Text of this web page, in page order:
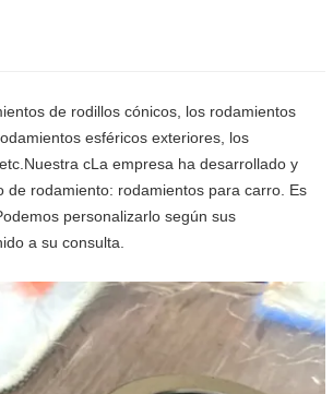
de rodillos cónicos, los rodamientos
esféricos exteriores, los
Nuestra cLa empresa ha desarrollado y
de rodamiento: rodamientos para carro. Es
personalizarlo según sus
a su consulta.